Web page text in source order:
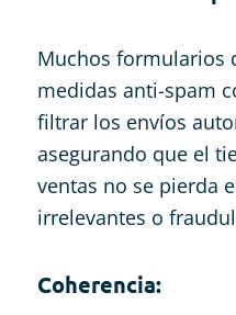
Muchos formularios
medidas anti-spam
filtrar los envíos
asegurando que el
ventas no se pierda
irrelevantes o
Coherencia: